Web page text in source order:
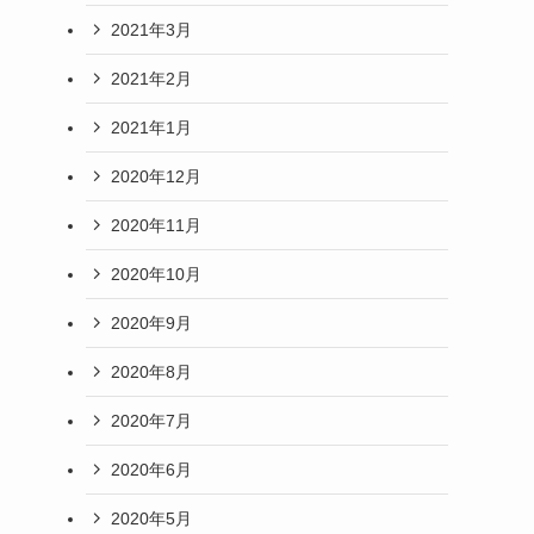
2021年3月
2021年2月
2021年1月
2020年12月
2020年11月
2020年10月
2020年9月
2020年8月
2020年7月
2020年6月
2020年5月